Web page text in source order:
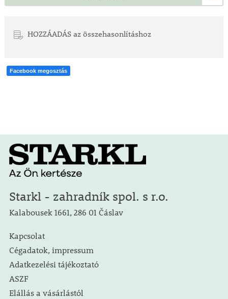
HOZZÁADÁS az összehasonlításhoz
Facebook megosztás
Starkl - zahradník spol. s r.o.
Kalabousek 1661, 286 01 Čáslav
Kapcsolat
Cégadatok, impressum
Adatkezelési tájékoztató
ASZF
Elállás a vásárlástól